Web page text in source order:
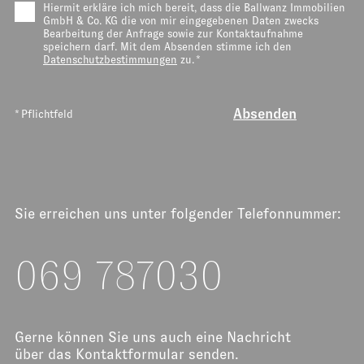
Sie erreichen uns unter folgender Telefonnummer:
069 787030
Gerne können Sie uns auch eine Nachricht
über das Kontaktformular senden.
Hiermit erkläre ich mich bereit, dass die Ballwanz Immobilien
GmbH & Co. KG die von mir eingegebenen Daten zwecks
Bearbeitung der Anfrage sowie zur Kontaktaufnahme
speichern darf. Mit dem Absenden stimme ich den
Datenschutzbestimmungen zu. *
* Pflichtfeld